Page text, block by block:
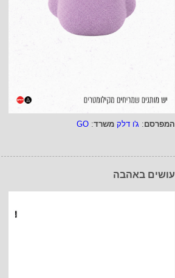
המפרסם: ג'ו דלק משרד:
GO
עושים באהבה